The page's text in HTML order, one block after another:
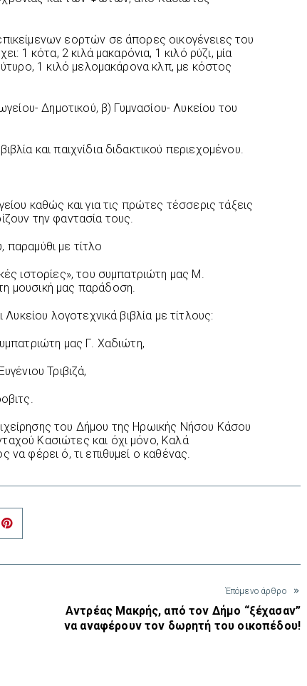
εορτών σε άπορες οικογένειες του
1 κότα, 2 κιλά μακαρόνια, 1 κιλό ρύζι, μία
1 κιλό μελομακάρονα κλπ, με κόστος
Δημοτικού, β) Γυμνασίου- Λυκείου του
και παιχνίδια διδακτικού περιεχομένου.
καθώς και για τις πρώτες τέσσερις τάξεις
την φαντασία τους.
παραμύθι με τίτλο
ιστορίες», του συμπατριώτη μας Μ.
μουσική μας παράδοση.
Λυκείου λογοτεχνικά βιβλία με τίτλους:
μας Γ. Χαδιώτη,
Τριβιζά,
του Δήμου της Ηρωικής Νήσου Κάσου
Κασιώτες και όχι μόνο, Καλά
να φέρει ό, τι επιθυμεί ο καθένας.
Έπόμενο άρθρο
Αντρέας Μακρής, από τον Δήμο “ξέχασαν”
να αναφέρουν τον δωρητή του οικοπέδου!